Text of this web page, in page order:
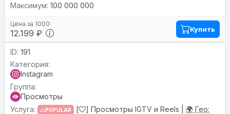
12.199 ₽
100 000 000
Купить
191
Instagram
Просмотры
POPULAR [ ] Просмотры IGTV и Reels | 🌍 Гео: